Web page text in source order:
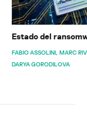
Estado del
FABIO ASSOLINI MARC
DARYA GORODILOVA